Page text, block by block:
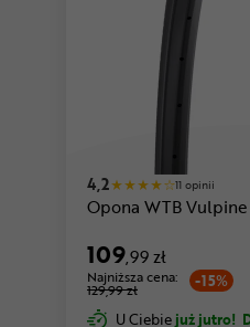
4,2 11 opinii
Opona WTB Vulpine
109,99 zł
-15%
Najniższa cena:
129,99 zł
U Ciebie już jutro!